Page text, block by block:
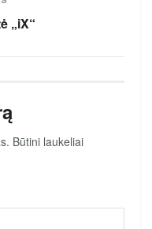
„iX“
Būtini laukeliai